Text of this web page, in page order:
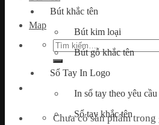
Map
Tìm
kiếm:
Chưa có sản phẩm trong
Bút khắc tên
Bút kim loại
Bút gỗ khắc tên
Sổ Tay In Logo
In sổ tay theo yêu cầu
Sổ tay khắc tên